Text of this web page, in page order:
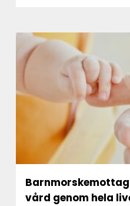
vård genom hela